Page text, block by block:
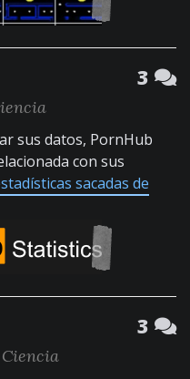
3
sus datos, PornHub
con sus
sacadas de
3
Ciencia